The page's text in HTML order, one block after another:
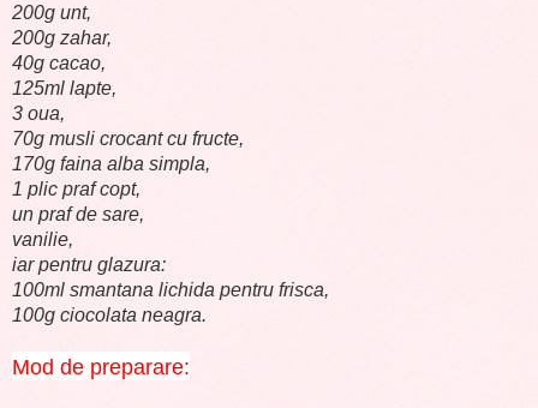
200g unt,
200g zahar,
40g cacao,
125ml lapte,
3 oua,
70g musli crocant cu fructe,
170g faina alba simpla,
1 plic praf copt,
un praf de sare,
vanilie,
iar pentru glazura:
100ml smantana lichida pentru frisca,
100g ciocolata neagra.
Mod de preparare: